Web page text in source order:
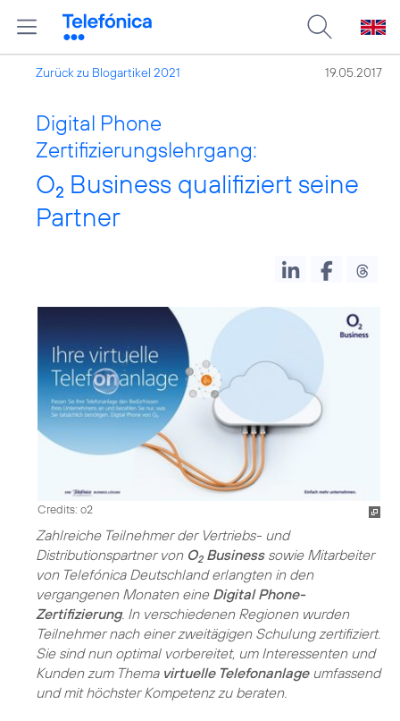
Zurück zu Blogartikel 2021 19.05.2017
Digital Phone
Zertifizierungslehrgang:
O2 Business qualifiziert seine
Partner
Credits: o2
Zahlreiche Teilnehmer der Vertriebs- und
Distributionspartner von O2Businesssowie Mitarbeiter
von Telefónica Deutschland erlangten in den
vergangenen Monaten eine Digital Phone-
Zertifizierung. In verschiedenen Regionen wurden
Teilnehmer nach einer zweitägigen Schulung zertifiziert.
Sie sind nun optimal vorbereitet, um Interessenten und
Kunden zum Thema virtuelle Telefonanlageumfassend
und mit höchster Kompetenz zu beraten.